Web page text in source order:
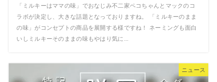
「ミルキーはママの味」でおなじみ不二家ペコちゃんとマックのコ
ラボが決定し、大きな話題となっておりますね。 「ミルキーのまま
の味」がコンセプトの商品を展開する様ですね！ ネーミングも面白
いしミルキーそのままの味もやはり気に...
ニュース